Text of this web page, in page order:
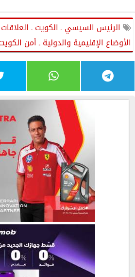
الرئيس السيسي ـ الكويت ـ العلاقات
الأوضاع الإقليمية والدولية ـ أمن